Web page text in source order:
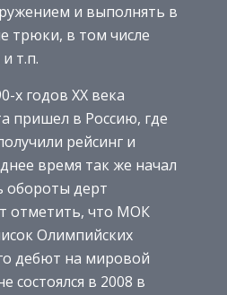
и выполнять в
трюки, в том числе
т.п.
х годов ХХ века
пришел в Россию, где
рейсинг и
время так же начал
обороты дерт
отметить, что МОК
Олимпийских
дебют на мировой
состоялся в 2008 в